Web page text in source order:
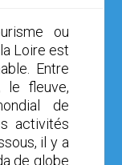
ou
Loire est
Entre
le fleuve,
de
activités
il y a
de globe